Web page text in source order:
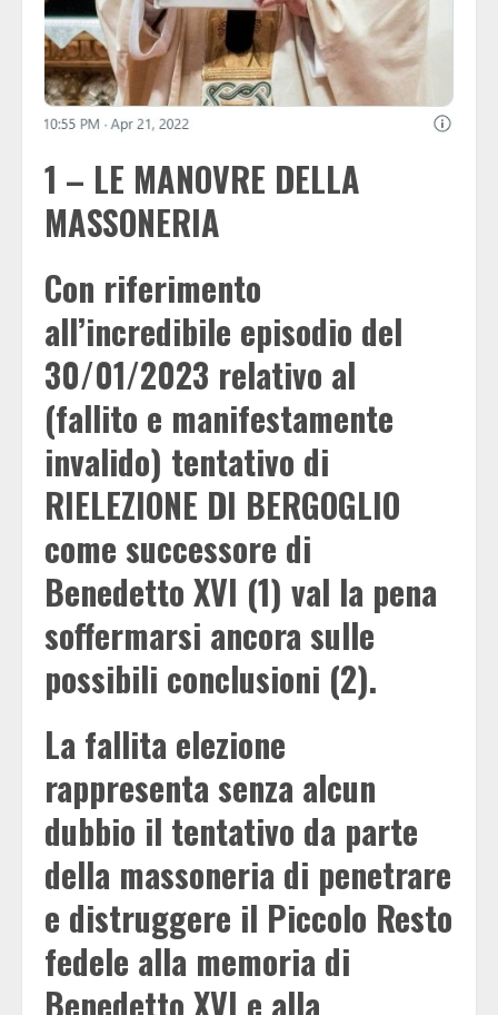
1 – LE MANOVRE DELLA
MASSONERIA
Con riferimento
all’incredibile episodio del
30/01/2023 relativo al
(fallito e manifestamente
invalido) tentativo di
RIELEZIONE DI BERGOGLIO
come successore di
Benedetto XVI (1) val la pena
soffermarsi ancora sulle
possibili conclusioni (2).
La fallita elezione
rappresenta senza alcun
dubbio il tentativo da parte
della massoneria di penetrare
e distruggere il Piccolo Resto
fedele alla memoria di
Benedetto XVI e alla